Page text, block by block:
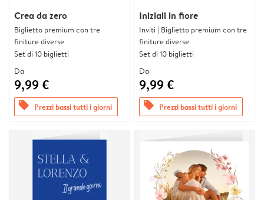
Crea da zero
Biglietto premium con tre
finiture diverse
Set di 10 biglietti
Da
9,99 €
offers Prezzi bassi tutti i giorni
Iniziali in fiore
Inviti | Biglietto premium con tre
finiture diverse
Set di 10 biglietti
Da
9,99 €
offers Prezzi bassi tutti i giorni